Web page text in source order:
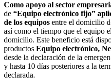
Como apoyo al sector
de “Equipo electrónico fijo”
de los equipos entre el domicilio
así como el tiempo que el equipo
domicilio. Este beneficio está
productos Equipo electrónico,
desde la declaración de la
y hasta 10 días posteriores a la
declarada.